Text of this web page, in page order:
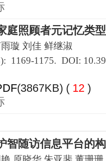
12 )